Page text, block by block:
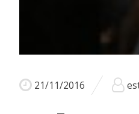
21/11/2016